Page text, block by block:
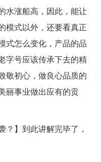
水涨船高，因此，能让
模式以外，还要看真正
式怎么变化，产品的品
字号应该传承下去的精
敬初心，做良心品质的
丽事业做出应有的贡
？】到此讲解完毕了，